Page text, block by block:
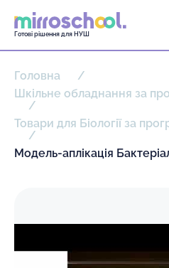
Готові рішення для НУШ
Головна
Шкільне обладнання за
Товари для Біології за
Модель-аплікація